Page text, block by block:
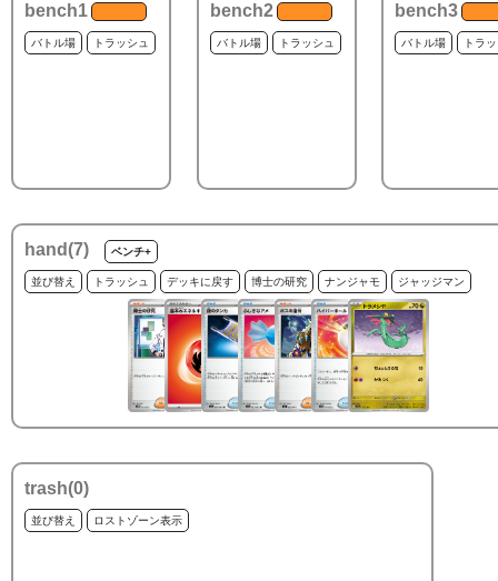
bench1
バトル場 トラッシュ
bench2
バトル場 トラッシュ
bench3
バトル場 トラ
hand(7) ベンチ+
並び替え トラッシュ デッキに戻す 博士の研究 ナンジャモ ジャッジマン
trash(0)
並び替え ロストゾーン表示